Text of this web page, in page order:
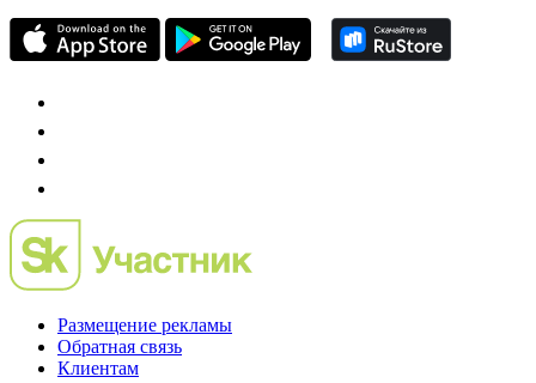
Размещение рекламы
Обратная связь
Клиентам